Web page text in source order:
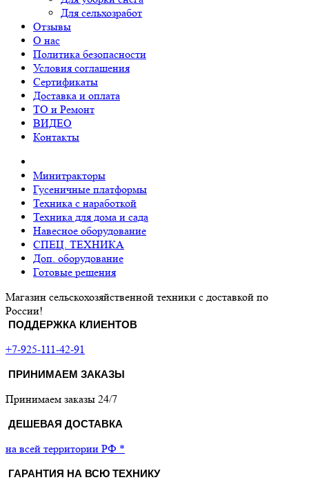
Для сельхозработ
Отзывы
О нас
Политика безопасности
Условия соглашения
Сертификаты
Доставка и оплата
ТО и Ремонт
ВИДЕО
Контакты
Минитракторы
Гусеничные платформы
Техника с наработкой
Техника для дома и сада
Навесное оборудование
СПЕЦ. ТЕХНИКА
Доп. оборудование
Готовые решения
Магазин сельскохозяйственной техники с доставкой по
России!
ПОДДЕРЖКА КЛИЕНТОВ
+7-925-111-42-91
ПРИНИМАЕМ ЗАКАЗЫ
Принимаем заказы 24/7
ДЕШЕВАЯ ДОСТАВКА
на всей территории РФ *
ГАРАНТИЯ НА ВСЮ ТЕХНИКУ